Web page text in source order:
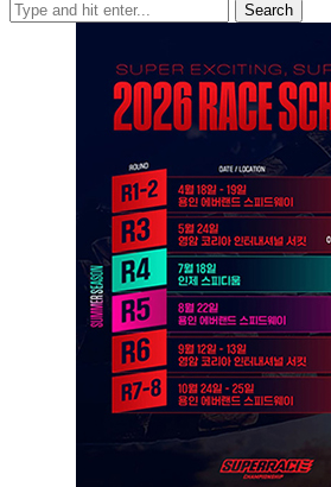
Search